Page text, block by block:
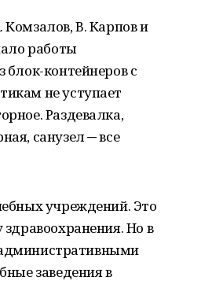
В. Карпов и
работы
контейнеров с
не уступает
Раздевалка,
санузел ─ все
учреждений. Это
Но в
административными
заведения в